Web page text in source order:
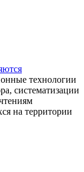
технологии
систематизации
на территории